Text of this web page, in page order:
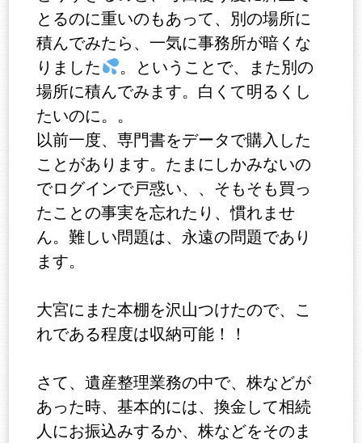
とるのに重いのもあって、別の場所に
積んでみたら、一気に事務所が暗くな
りました
。ということで、また別の
場所に積んでみます。白くて明るくし
たいのに。。
以前一度、専門書をデータで購入した
ことがあります。たまにしかみないの
でログインで戸惑い、、そもそも買っ
たことの事実を忘れたり、慣れませ
ん。難しい問題は、永遠の問題であり
ます。
大宮にまた本棚を沢山つけたので、こ
れである程度は収納可能！！
さて、遺産整理業務の中で、株などが
あった時、基本的には、換金して相続
人にお振込みするか、株などをそのま